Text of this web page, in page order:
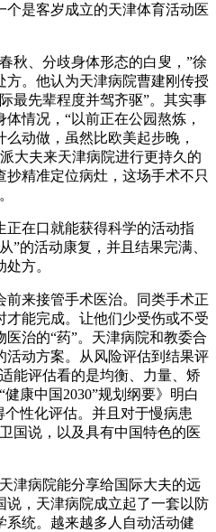
是客岁成立的天津体育活动医
、分歧身体形态的白叟，”徐
方。他认为天津病院曹建刚传授
最先辈程度并驾齐驱”。其实事
情况，“以前正在公园熬炼，
动做，虽然比欧美起步晚，
大夫来天津病院进行更持久的
精准定位病灶，这场手术不只
在口就能获得科学的活动指
”的活动康复，并且结果完满、
方。
来接管手术医治。同类手术正
能完成。让他们少受伤或不受
治的“药”。天津病院和教委合
活动方案。从风险评估到结果评
能评估看的是均衡、力量、矫
康中国2030”规划纲要》明白
性化评估。并且对于慢病患
国说，以及具有中国特色的医
病院能分享给国际大夫的远
说，天津病院成立起了一套以防
系统。越来越多人自动活动健